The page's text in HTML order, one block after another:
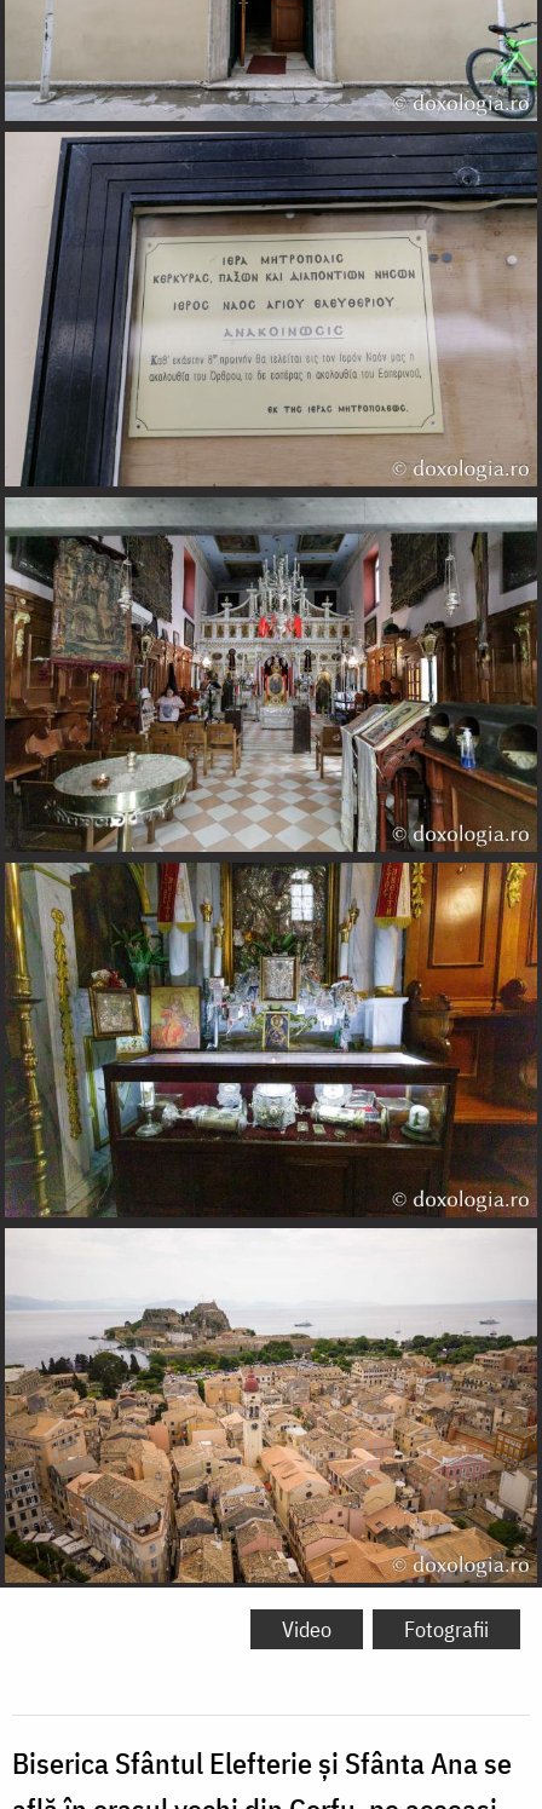
Video Fotografii
Biserica Sfântul Elefterie și Sfânta Ana se